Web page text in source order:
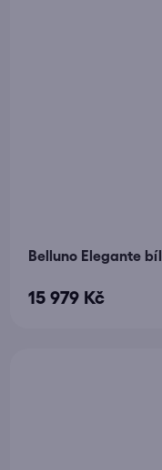
Belluno Elegante
15 979 Kč